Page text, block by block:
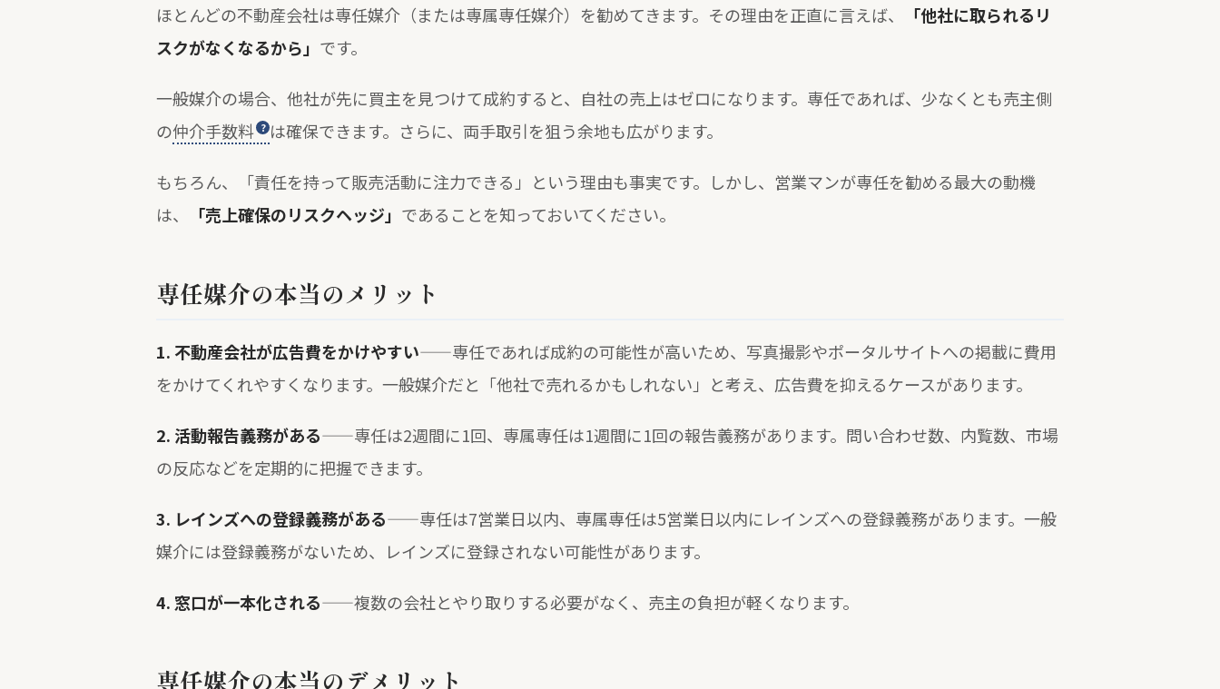
ほとんどの不動産会社は専任媒介（または専属専任媒介）を勧めてきます。その理由を正直に言えば、
「他社に取られるリ
スクがなくなるから」 です。
一般媒介の場合、他社が先に買主を見つけて成約すると、自社の売上はゼロになります。専任であれば、少なくとも売主側
の仲介手数料 は確保できます。さらに、両手取引を狙う余地も広がります。
もちろん、「責任を持って販売活動に注力できる」という理由も事実です。しかし、営業マンが専任を勧める最大の動機
は、
「売上確保のリスクヘッジ」 であることを知っておいてください。
専任媒介の本当のメリット
1. 不動産会社が広告費をかけやすい——専任であれば成約の可能性が高いため、写真撮影やポータルサイトへの掲載に費用
をかけてくれやすくなります。一般媒介だと「他社で売れるかもしれない」と考え、広告費を抑えるケースがあります。
2. 活動報告義務がある——専任は2週間に1回、専属専任は1週間に1回の報告義務があります。問い合わせ数、内覧数、市場
の反応などを定期的に把握できます。
3. レインズへの登録義務がある——専任は7営業日以内、専属専任は5営業日以内にレインズへの登録義務があります。一般
媒介には登録義務がないため、レインズに登録されない可能性があります。
4. 窓口が一本化される——複数の会社とやり取りする必要がなく、売主の負担が軽くなります。
専任媒介の本当のデメリット